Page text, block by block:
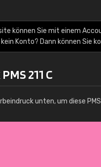
können Sie mit einem
Konto? Dann können Sie
211 C
unten, um diese